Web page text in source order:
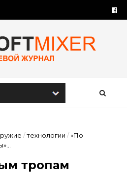
/технологии /«По
тропам